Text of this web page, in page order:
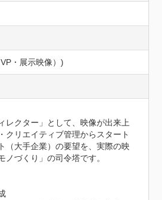
・展示映像）)
レクター」として、映像が出来上
クリエイティブ管理からスタート
（大手企業）の要望を、実際の映
ノづくり」の司令塔です。